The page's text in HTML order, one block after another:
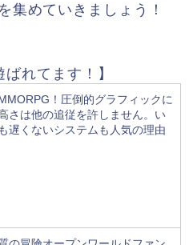
集めていきましょう！
ばれてます！】
！圧倒的グラフィックに
さは他の追従を許しません。い
遅くないシステムも人気の理由